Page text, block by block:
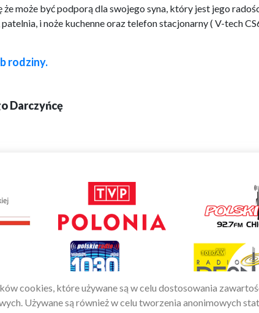
że może być podporą dla swojego syna, który jest jego
i noże kuchenne oraz telefon stacjonarny ( V-tech
rodziny.
Darczyńcę
cookies, które używane są w celu dostosowania
Używane są również w celu tworzenia anonimowych